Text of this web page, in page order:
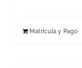
Matrícula y Pago